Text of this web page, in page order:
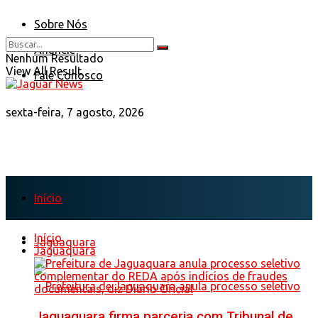
Sobre Nós
Anuncie
Fale Conosco
sexta-feira, 7 agosto, 2026
Nenhum Resultado
View All Result
Início
Jaguaquara
Início
Jaguaquara